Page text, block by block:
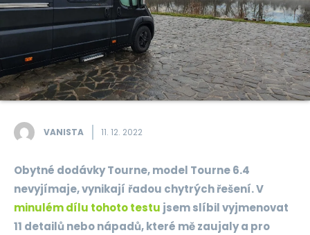
VANISTA 11. 12. 2022
Obytné dodávky Tourne, model Tourne 6.4
nevyjímaje, vynikají řadou chytrých řešení. V
minulém dílu tohoto testu jsem slíbil vyjmenovat
11 detailů nebo nápadů, které mě zaujaly a pro